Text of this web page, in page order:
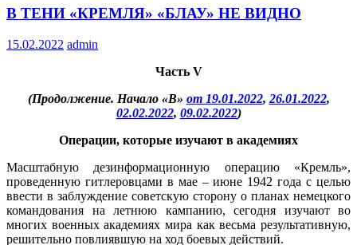
В ТЕНИ «КРЕМЛЯ» «БЛАУ» НЕ ВИДНО
15.02.2022 admin
Часть V
(Продолжение. Начало «В» от 19.01.2022, 26.01.2022,
02.02.2022, 09.02.2022)
Операции, которые изучают в академиях
Масштабную дезинформационную операцию «Кремль»,
проведенную гитлеровцами в мае – июне 1942 года с целью
ввести в заблуждение советскую сторону о планах немецкого
командования на летнюю кампанию, сегодня изучают во
многих военных академиях мира как весьма результативную,
решительно повлиявшую на ход боевых действий.